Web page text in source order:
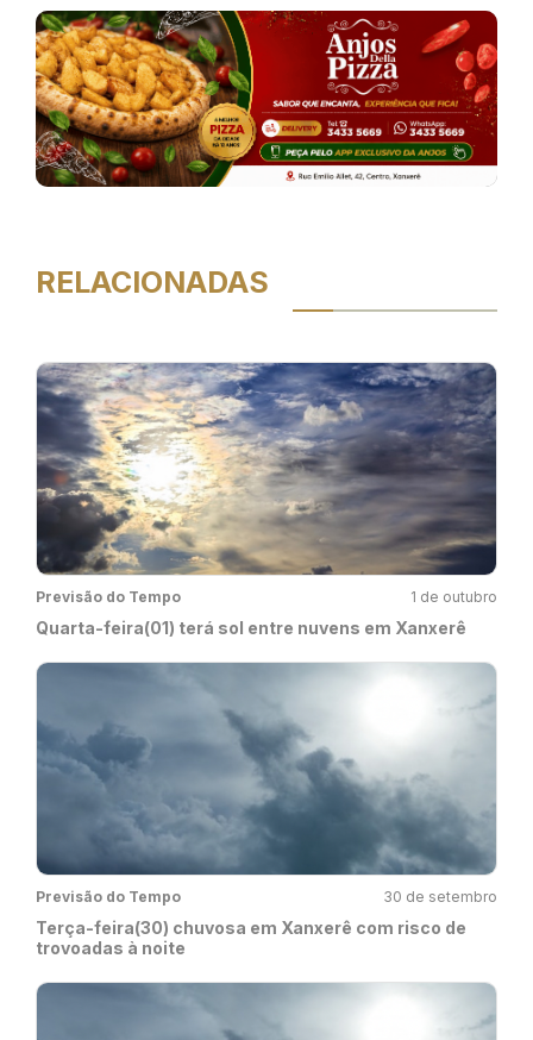
RELACIONADAS
Previsão do Tempo 1 de outubro
Quarta-feira(01) terá sol entre nuvens em Xanxerê
Previsão do Tempo 30 de setembro
Terça-feira(30) chuvosa em Xanxerê com risco de
trovoadas à noite